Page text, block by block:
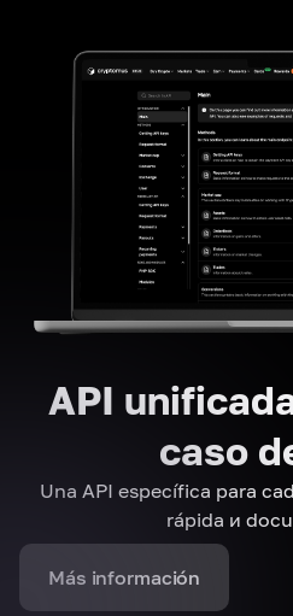
API
caso
Una API específica para
rápida и
Más información